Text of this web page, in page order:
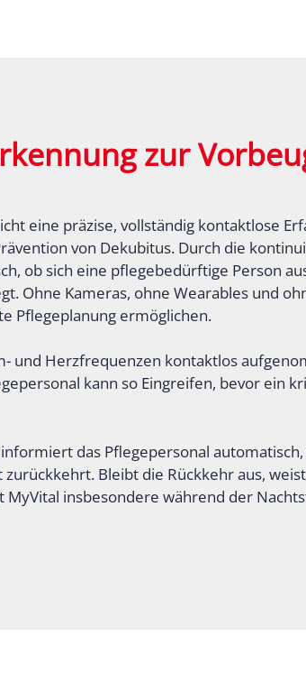
zur
eine präzise, vollständig kontaktlose
von Dekubitus. Durch die
ob sich eine pflegebedürftige Person
Ohne Kameras, ohne Wearables und
Pflegeplanung ermöglichen.
und Herzfrequenzen kontaktlos
kann so Eingreifen, bevor ein
das Pflegepersonal
Bleibt die Rückkehr aus,
MyVital insbesondere während der